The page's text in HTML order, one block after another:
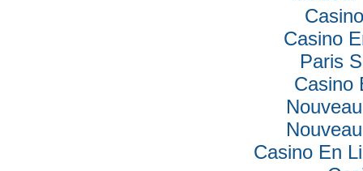
Casino
Paris
Casino
Casino En